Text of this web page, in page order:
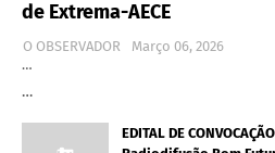
de Extrema-AECE
O OBSERVADOR
Março 06, 2026
…
…
EDITAL DE